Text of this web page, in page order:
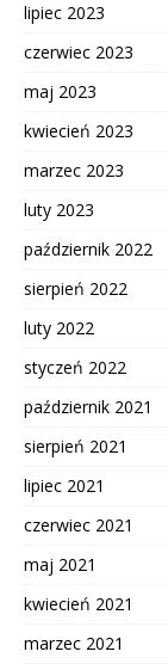
lipiec 2023
czerwiec 2023
maj 2023
kwiecień 2023
marzec 2023
luty 2023
październik 2022
sierpień 2022
luty 2022
styczeń 2022
październik 2021
sierpień 2021
lipiec 2021
czerwiec 2021
maj 2021
kwiecień 2021
marzec 2021